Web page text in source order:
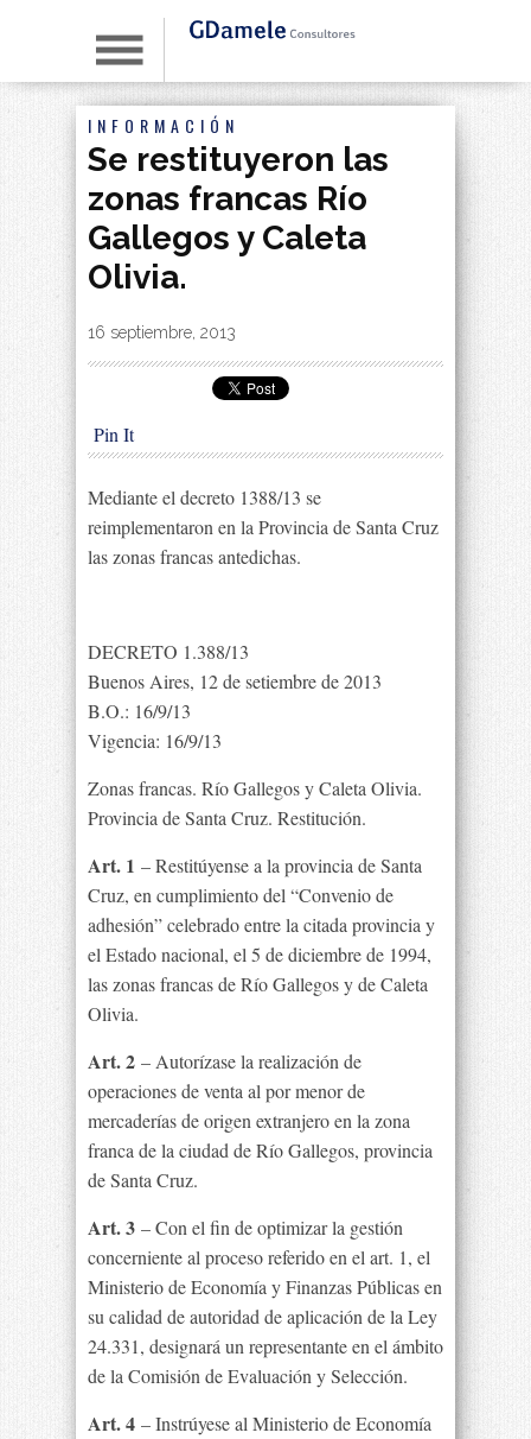
INFORMACIÓN
Se restituyeron las
zonas francas Río
Gallegos y Caleta
Olivia.
By|
16 septiembre, 2013
Pin It
Mediante el decreto 1388/13 se
reimplementaron en la Provincia de Santa Cruz
las zonas francas antedichas.
DECRETO 1.388/13
Buenos Aires, 12 de setiembre de 2013
B.O.: 16/9/13
Vigencia: 16/9/13
Zonas francas. Río Gallegos y Caleta Olivia.
Provincia de Santa Cruz. Restitución.
Art. 1 – Restitúyense a la provincia de Santa
Cruz, en cumplimiento del “Convenio de
adhesión” celebrado entre la citada provincia y
el Estado nacional, el 5 de diciembre de 1994,
las zonas francas de Río Gallegos y de Caleta
Olivia.
Art. 2 – Autorízase la realización de
operaciones de venta al por menor de
mercaderías de origen extranjero en la zona
franca de la ciudad de Río Gallegos, provincia
de Santa Cruz.
Art. 3 – Con el fin de optimizar la gestión
concerniente al proceso referido en el art. 1, el
Ministerio de Economía y Finanzas Públicas en
su calidad de autoridad de aplicación de la Ley
24.331, designará un representante en el ámbito
de la Comisión de Evaluación y Selección.
Art. 4 – Instrúyese al Ministerio de Economía